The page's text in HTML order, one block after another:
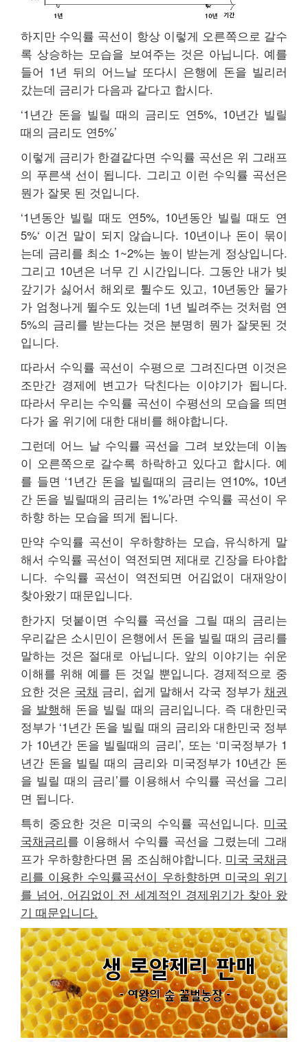
하지만 수익률 곡선이 항상 이렇게 오른쪽으로 갈수
록 상승하는 모습을 보여주는 것은 아닙니다. 예를
들어 1년 뒤의 어느날 또다시 은행에 돈을 빌리러
갔는데 금리가 다음과 같다고 합시다.
‘1년간 돈을 빌릴 때의 금리도 연5%, 10년간 빌릴
때의 금리도 연5%’
이렇게 금리가 한결같다면 수익률 곡선은 위 그래프
의 푸른색 선이 됩니다. 그리고 이런 수익률 곡선은
뭔가 잘못 된 것입니다.
‘1년동안 빌릴 때도 연5%, 10년동안 빌릴 때도 연
5%‘ 이건 말이 되지 않습니다. 10년이나 돈이 묶이
는데 금리를 최소 1~2%는 높이 받는게 정상입니다.
그리고 10년은 너무 긴 시간입니다. 그동안 내가 빚
갚기가 싫어서 해외로 튈수도 있고, 10년동안 물가
가 엄청나게 뛸수도 있는데 1년 빌려주는 것처럼 연
5%의 금리를 받는다는 것은 분명히 뭔가 잘못된 것
입니다.
따라서 수익률 곡선이 수평으로 그려진다면 이것은
조만간 경제에 변고가 닥친다는 이야기가 됩니다.
따라서 우리는 수익률 곡선이 수평선의 모습을 띄면
다가 올 위기에 대한 대비를 해야합니다.
그런데 어느 날 수익률 곡선을 그려 보았는데 이놈
이 오른쪽으로 갈수록 하락하고 있다고 합시다. 예
를 들면 ‘1년간 돈을 빌릴때의 금리는 연10%, 10년
간 돈을 빌릴때의 금리는 1%’라면 수익률 곡선이 우
하향 하는 모습을 띄게 됩니다.
만약 수익률 곡선이 우하향하는 모습, 유식하게 말
해서 수익률 곡선이 역전되면 제대로 긴장을 타야합
니다. 수익률 곡선이 역전되면 어김없이 대재앙이
찾아왔기 때문입니다.
한가지 덧붙이면 수익률 곡선을 그릴 때의 금리는
우리같은 소시민이 은행에서 돈을 빌릴 때의 금리를
말하는 것은 절대로 아닙니다. 앞의 이야기는 쉬운
이해를 위해 예를 든 것일 뿐입니다. 경제적으로 중
요한 것은 국채 금리, 쉽게 말해서 각국 정부가 채권
을 발행해 돈을 빌릴 때의 금리입니다. 즉 대한민국
정부가 ‘1년간 돈을 빌릴 때의 금리와 대한민국 정부
가 10년간 돈을 빌릴때의 금리’, 또는 ‘미국정부가 1
년간 돈을 빌릴 때의 금리와 미국정부가 10년간 돈
을 빌릴 때의 금리’를 이용해서 수익률 곡선을 그리
면 됩니다.
특히 중요한 것은 미국의 수익률 곡선입니다. 미국
국채금리를 이용해서 수익률 곡선을 그렸는데 그래
프가 우하향한다면 몸 조심해야합니다. 미국 국채금
리를 이용한 수익률곡선이 우하향하면 미국의 위기
를 넘어, 어김없이 전 세계적인 경제위기가 찾아 왔
기 때문입니다.